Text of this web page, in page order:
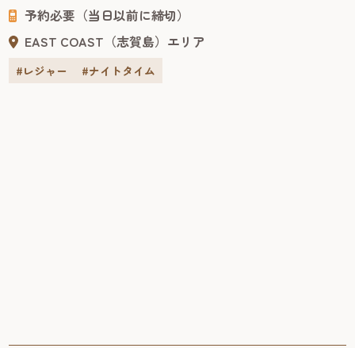
予約必要（当日以前に締切）
EAST COAST（志賀島）エリア
#レジャー #ナイトタイム